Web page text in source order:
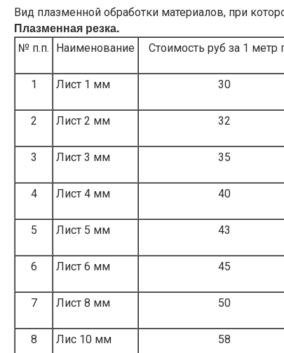
Вид плазменной обработки материалов, при
Плазменная резка.
№ п.п. Наименование Стоимость руб за 1 метр
1 Лист 1 мм 30
2 Лист 2 мм 32
3 Лист 3 мм 35
4 Лист 4 мм 40
5 Лист 5 мм 43
6 Лист 6 мм 45
7 Лист 8 мм 50
8 Лис 10 мм 58